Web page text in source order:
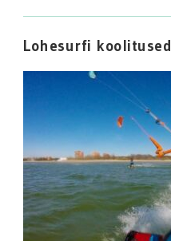
Lohesurfi koolitused